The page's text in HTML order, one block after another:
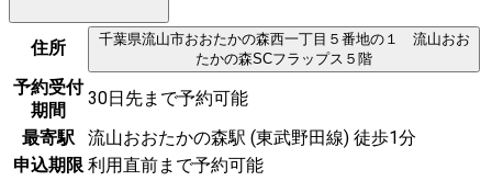
住所 千葉県流山市おおたかの森西一丁目５番地の１ 流山おお
たかの森SCフラップス５階
予約受付
期間
30日先まで予約可能
最寄駅
流山おおたかの森駅 (東武野田線) 徒歩1分
申込期限 利用直前まで予約可能